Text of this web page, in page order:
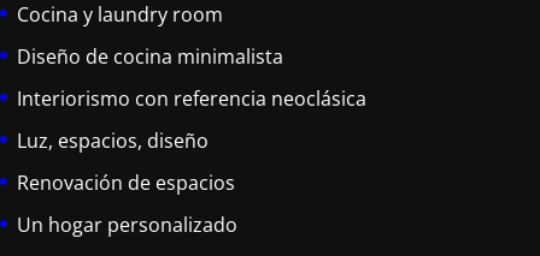
Cocina y laundry room
Diseño de cocina minimalista
Interiorismo con referencia neoclásica
Luz, espacios, diseño
Renovación de espacios
Un hogar personalizado